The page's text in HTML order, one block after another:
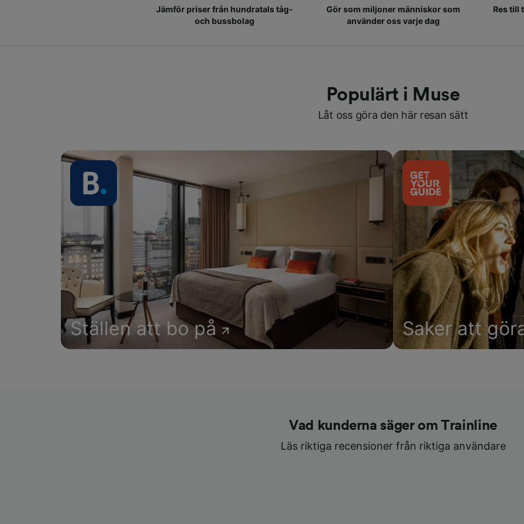
Jämför priser från hundratals tåg-
och bussbolag
Gör som miljoner människor som
använder oss varje dag
Res till
Populärt i Muse
Låt oss göra den här resan sätt
Ställen att bo på Saker att
Vad kunderna säger om Trainline
Läs riktiga recensioner från riktiga användare